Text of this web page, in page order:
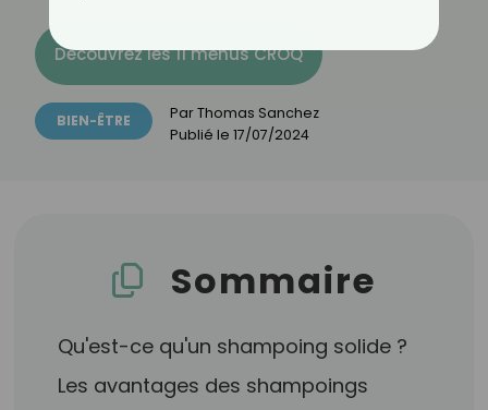
Découvrez les 11 menus CROQ
BIEN-ÊTRE ParThomas Sanchez
Publié le 17/07/2024
Sommaire
Qu'est-ce qu'un shampoing solide ?
Les avantages des shampoings